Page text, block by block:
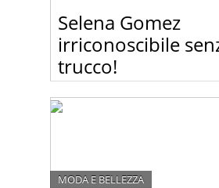
Selena Gomez
irriconoscibile
trucco!
Hollywood non siano poi così
sveglie la mattina. Guardate le foto
MODA E BELLEZZA